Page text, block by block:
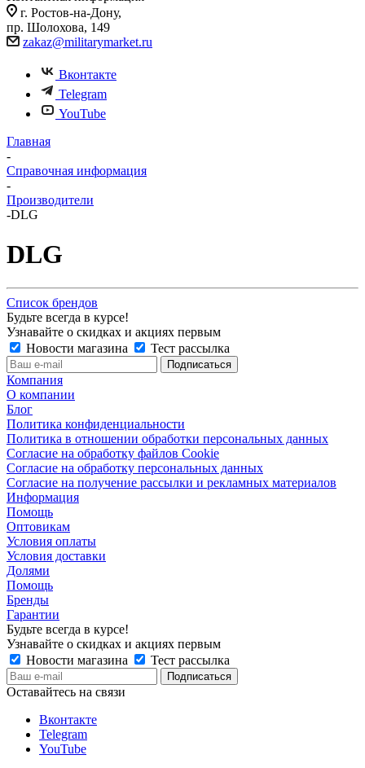
г. Ростов-на-Дону,
пр. Шолохова, 149
zakaz@militarymarket.ru
Вконтакте
Telegram
YouTube
Главная
-
Справочная информация
-
Производители
-DLG
DLG
Список брендов
Будьте всегда в курсе!
Узнавайте о скидках и акциях первым
Новости магазина
Тест рассылка
Компания
О компании
Блог
Политика конфиденциальности
Политика в отношении обработки персональных данных
Согласие на обработку файлов Cookie
Согласие на обработку персональных данных
Согласие на получение рассылки и рекламных материалов
Информация
Помощь
Оптовикам
Условия оплаты
Условия доставки
Долями
Помощь
Бренды
Гарантии
Будьте всегда в курсе!
Узнавайте о скидках и акциях первым
Новости магазина
Тест рассылка
Оставайтесь на связи
Вконтакте
Telegram
YouTube